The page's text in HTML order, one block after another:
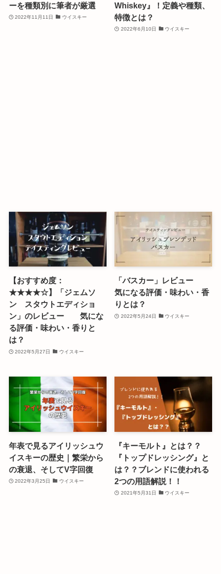
ーを種類別に筆者が厳選
2022年11月11日 ウイスキー
Whiskey』！定義や種類、
特徴とは？
2022年6月10日 ウイスキー
【おすすめ度：
★★★★☆】「ジェムソ
ン スタウトエディショ
ン」のレビュー 気にな
る評価・味わい・香りと
は？
2022年5月27日 ウイスキー
「バスカー」レビュー
気になる評価・味わい・香
りとは？
2022年5月24日 ウイスキー
年表で見るアイリッシュウ
イスキーの歴史｜繁栄から
の衰退、そしてV字回復
2022年3月25日 ウイスキー
『キーモルト』とは？？
『トップドレッシング』と
は？？ブレンドに使われる
2つの用語解説！！
2021年5月31日 ウイスキー